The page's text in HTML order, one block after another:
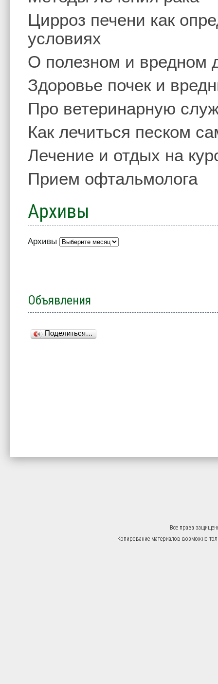
Цирроз печени как
условиях
О полезном и вредном
Здоровье почек и
Про ветеринарную
Как лечиться песком
Лечение и отдых на
Прием офтальмолога
Архивы
Архивы
Объявления
Поделиться…
Все права
Копирование материалов возможно